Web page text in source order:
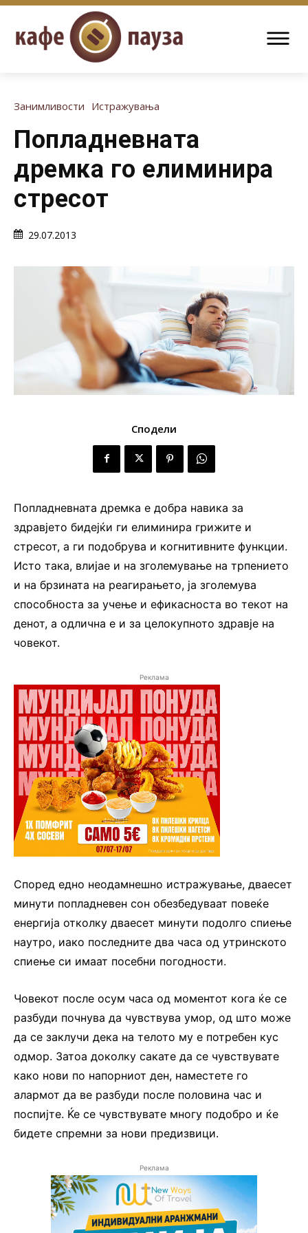
Занимливости Истражувања
Попладневната
дремка го елиминира
стресот
29.07.2013
Сподели
Попладневната дремка е добра навика за
здравјето бидејќи ги елиминира грижите и
стресот, а ги подобрува и когнитивните функции.
Исто така, влијае и на зголемување на трпението
и на брзината на реагирањето, ја зголемува
способноста за учење и ефикасноста во текот на
денот, а одлична e и за целокупното здравје на
човекот.
Реклама
Според едно неодамнешно истражување, дваесет
минути попладневен сон обезбедуваат повеќе
енергија отколку дваесет минути подолго спиење
наутро, иако последните два часа од утринското
спиење си имаат посебни погодности.
Човекот после осум часа од моментот кога ќе се
разбуди почнува да чувствува умор, од што може
да се заклучи дека на телото му е потребен кус
одмор. Затоа доколку сакате да се чувствувате
како нови по напорниот ден, наместете го
алармот да ве разбуди после половина час и
поспијте. Ќе се чувствувате многу подобро и ќе
бидете спремни за нови предизвици.
Реклама